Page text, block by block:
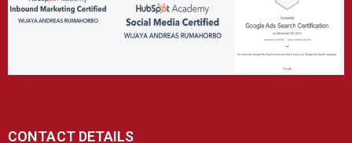
CONTACT DETAILS